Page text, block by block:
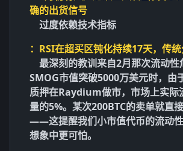
确的出货信号
过度依赖技术指标
：RSI在超买区钝化持续17天，传
最深刻的教训来自2月那次流动性
SMOG市值突破5000万美元时，由
质押在Raydium做市，市场上实际
量的5%。某次200BTC的卖单就直
——这提醒我们小市值代币的流动
想象中更可怕。